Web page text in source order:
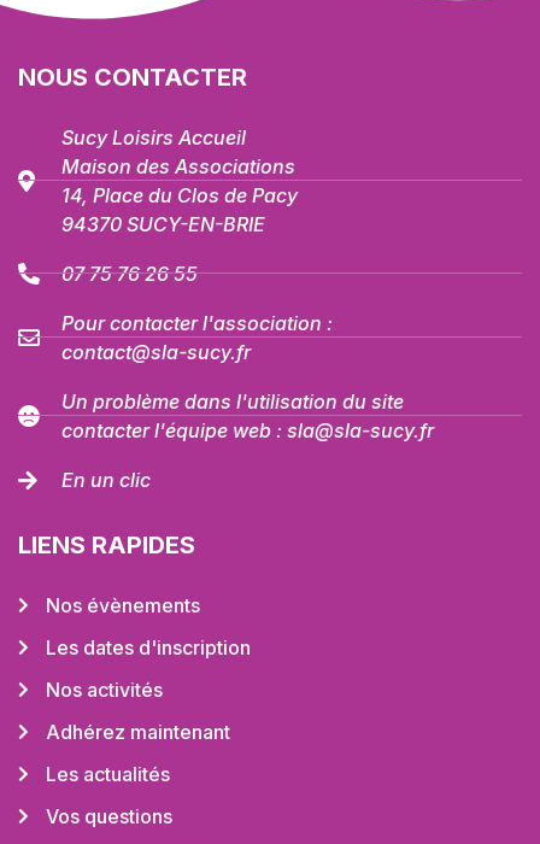
NOUS CONTACTER
Sucy Loisirs Accueil
Maison des Associations
14, Place du Clos de Pacy
94370 SUCY-EN-BRIE
07 75 76 26 55
Pour contacter l'association :
contact@sla-sucy.fr
Un problème dans l'utilisation du site
contacter l'équipe web : sla@sla-sucy.fr
En un clic
LIENS RAPIDES
Nos évènements
Les dates d'inscription
Nos activités
Adhérez maintenant
Les actualités
Vos questions